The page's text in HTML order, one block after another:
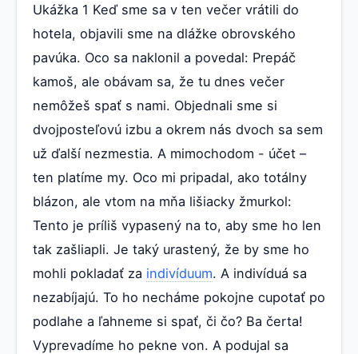
Ukážka 1 Keď sme sa v ten večer vrátili do
hotela, objavili sme na dlážke obrovského
pavúka. Oco sa naklonil a povedal: Prepáč
kamoš, ale obávam sa, že tu dnes večer
nemôžeš spať s nami. Objednali sme si
dvojposteľovú izbu a okrem nás dvoch sa sem
už ďalší nezmestia. A mimochodom - účet –
ten platíme my. Oco mi pripadal, ako totálny
blázon, ale vtom na mňa lišiacky žmurkol:
Tento je príliš vypasený na to, aby sme ho len
tak zašliapli. Je taký urastený, že by sme ho
mohli pokladať za indivíduum. A indivíduá sa
nezabíjajú. To ho necháme pokojne cupotať po
podlahe a ľahneme si spať, či čo? Ba čerta!
Vyprevadíme ho pekne von. A podujal sa